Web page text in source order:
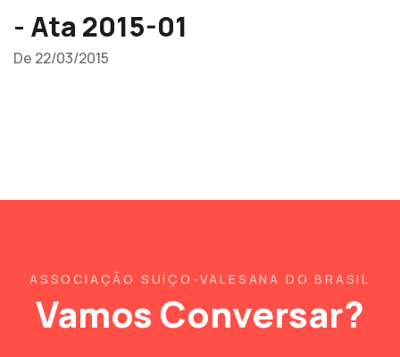
- Ata 2015-01
De 22/03/2015
ASSOCIAÇÃO SUÍÇO-VALESANA DO BRASIL
Vamos Conversar?